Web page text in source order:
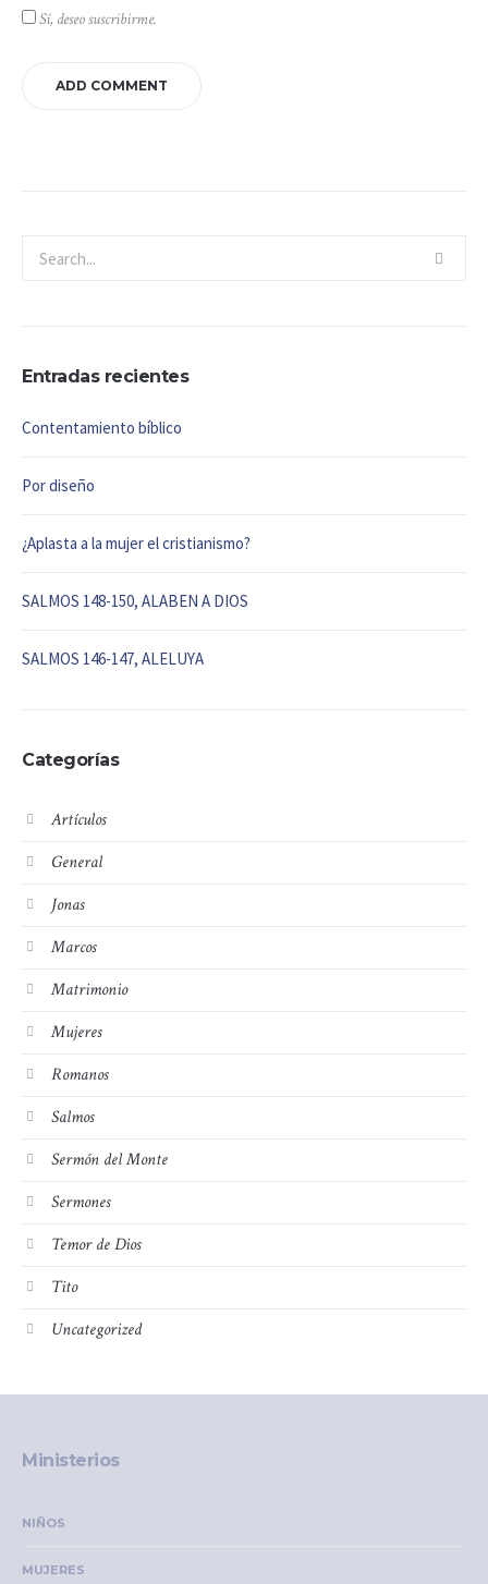
Sí, deseo suscribirme.
Entradas recientes
Contentamiento bíblico
Por diseño
¿Aplasta a la mujer el cristianismo?
SALMOS 148-150, ALABEN A DIOS
SALMOS 146-147, ALELUYA
Categorías
Artículos
General
Jonas
Marcos
Matrimonio
Mujeres
Romanos
Salmos
Sermón del Monte
Sermones
Temor de Dios
Tito
Uncategorized
Ministerios
NIÑOS
MUJERES